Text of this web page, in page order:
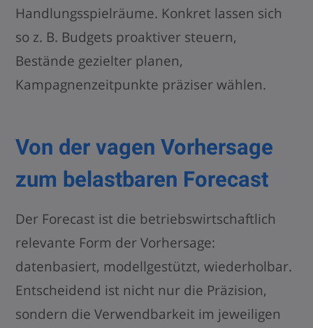
Handlungsspielräume. Konkret lassen sich
so z. B. Budgets proaktiver steuern,
Bestände gezielter planen,
Kampagnenzeitpunkte präziser wählen.
Von der vagen Vorhersage
zum belastbaren Forecast
Der Forecast ist die betriebswirtschaftlich
relevante Form der Vorhersage:
datenbasiert, modellgestützt, wiederholbar.
Entscheidend ist nicht nur die Präzision,
sondern die Verwendbarkeit im jeweiligen